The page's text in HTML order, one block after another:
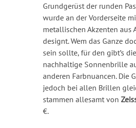
Grundgerüst der runden
wurde an der Vorderseite
metallischen Akzenten aus
designt. Wem das Ganze
sein sollte, für den gibt’s
nachhaltige Sonnenbrille
anderen Farbnuancen. Die
jedoch bei allen Brillen
stammen allesamt von
€.